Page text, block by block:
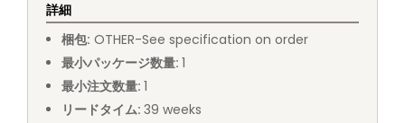
詳細
梱包: OTHER-See specification on order
最小パッケージ数量: 1
最小注文数量: 1
リードタイム: 39 weeks